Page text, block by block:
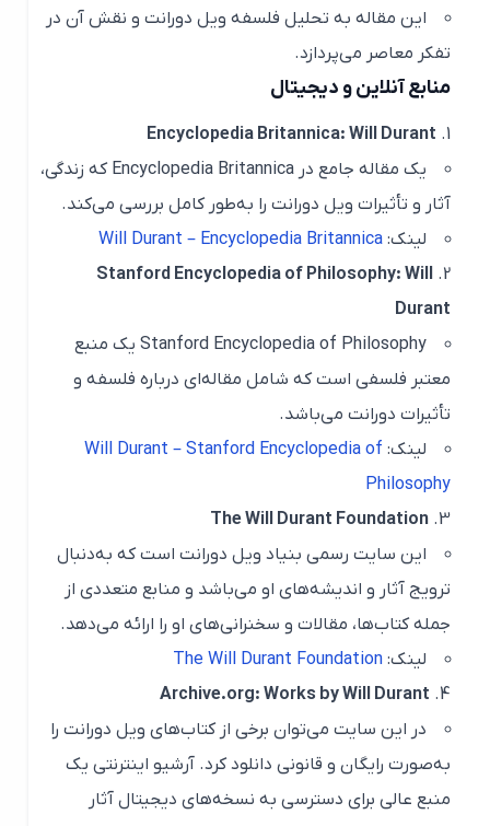
این مقاله به تحلیل فلسفه ویل دورانت و نقش آن در
تفکر معاصر می‌پردازد.
منابع آنلاین و دیجیتال
Encyclopedia Britannica: Will Durant
یک مقاله جامع درEncyclopedia Britannicaکه زندگی،
آثار و تأثیرات ویل دورانت را به‌طور کامل بررسی می‌کند.
لینک:Will Durant – Encyclopedia Britannica
Stanford Encyclopedia of Philosophy: Will
Durant
Stanford Encyclopedia of Philosophyیک منبع
معتبر فلسفی است که شامل مقاله‌ای درباره فلسفه و
تأثیرات دورانت می‌باشد.
لینک:Will Durant – Stanford Encyclopedia of
Philosophy
The Will Durant Foundation
این سایت رسمی بنیاد ویل دورانت است که به‌دنبال
ترویج آثار و اندیشه‌های او می‌باشد و منابع متعددی از
جمله کتاب‌ها، مقالات و سخنرانی‌های او را ارائه می‌دهد.
لینک:The Will Durant Foundation
Archive.org: Works by Will Durant
در این سایت می‌توان برخی از کتاب‌های ویل دورانت را
به‌صورت رایگان و قانونی دانلود کرد. آرشیو اینترنتی یک
منبع عالی برای دسترسی به نسخه‌های دیجیتال آثار